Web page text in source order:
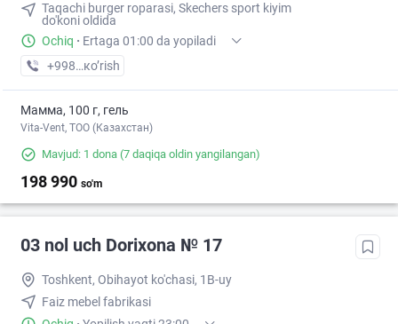
Taqachi burger roparasi, Skechers sport kiyim
do'koni oldida
Ochiq · Ertaga 01:00 da yopiladi
+998 (78) XXX-XX-XX
кo’rish
Мамма, 100 г, гель
Vita-Vent, TOO (Казахстан)
Mavjud: 1 dona (7 daqiqa oldin yangilangan)
198 990 so'm
03 nol uch Dorixona № 17
Toshkent, Obihayot ko'chasi, 1B-uy
Faiz mebel fabrikasi